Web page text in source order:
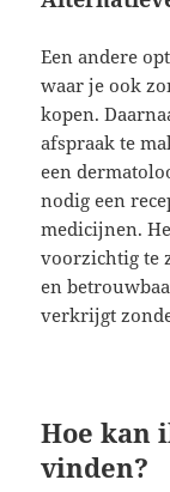
Een andere
waar je ook
kopen.
afspraak te
een
nodig een
medicijnen.
voorzichtig te
en
verkrijgt
Hoe kan
vinden?